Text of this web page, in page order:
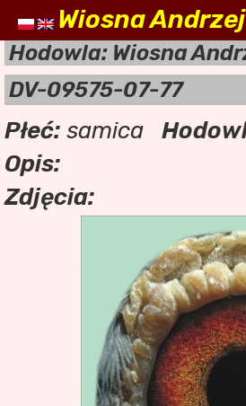
Wiosna
Hodowla: Wiosna
DV-09575-07-77
Płeć: samica
Opis:
Zdjęcia: